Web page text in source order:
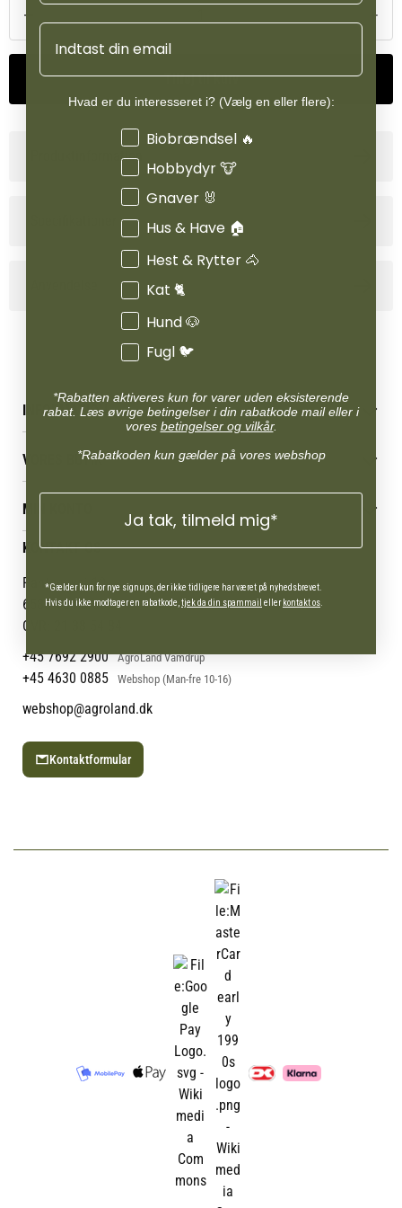
HorseLux Perform indeholder organiske mikromineraler samt
Eponaolie, der bidrager med Omega 3-6-9 og lecithin. Alt dette
giver hestens muskler de bedste forudsætninger for at udvikle sig
positivt og øger præstationsevnen.
Tilføj til kurv
Produktinformation
INFORMATION
Reklamations- & fortrydelsesret
Levering & afhentning
Følg din bestilling
Persondatapolitik
Cookies
VORES BUTIK
Vores butikker
Job
Mærker
Om os
Om Vestjyllands Andel
Blog
Ofte stillede spørgsmål
MIN KONTO
Administrer min konto
KONTAKT OS
Pantonevej 10
6580 Vamdrup
CVR: 21 38 54 84
+45 7692 2900
AgroLand Vamdrup
+45 4630 0885 Webshop (Man-fre 10-16)
webshop@agroland.dk
Kontaktformular
Email
Hvad er du interesseret i? (Vælg en eller flere):
Interesser
Biobrændsel 🔥
Hobbydyr 🐮
Gnaver 🐰
Hus & Have 🏠
Hest & Rytter 🐴
Kat 🐈
Hund 🐶
Fugl 🐦
*Rabatten aktiveres kun for varer uden eksisterende
rabat. Læs øvrige betingelser i din rabatkode mail eller i
vores betingelser og vilkår.
*Rabatkoden kun gælder på vores webshop
Ja tak, tilmeld mig*
*Gælder kun for nye signups, der ikke tidligere har været på nyhedsbrevet.
Hvis du ikke modtager en rabatkode, tjek da din spammail ellerkontakt os